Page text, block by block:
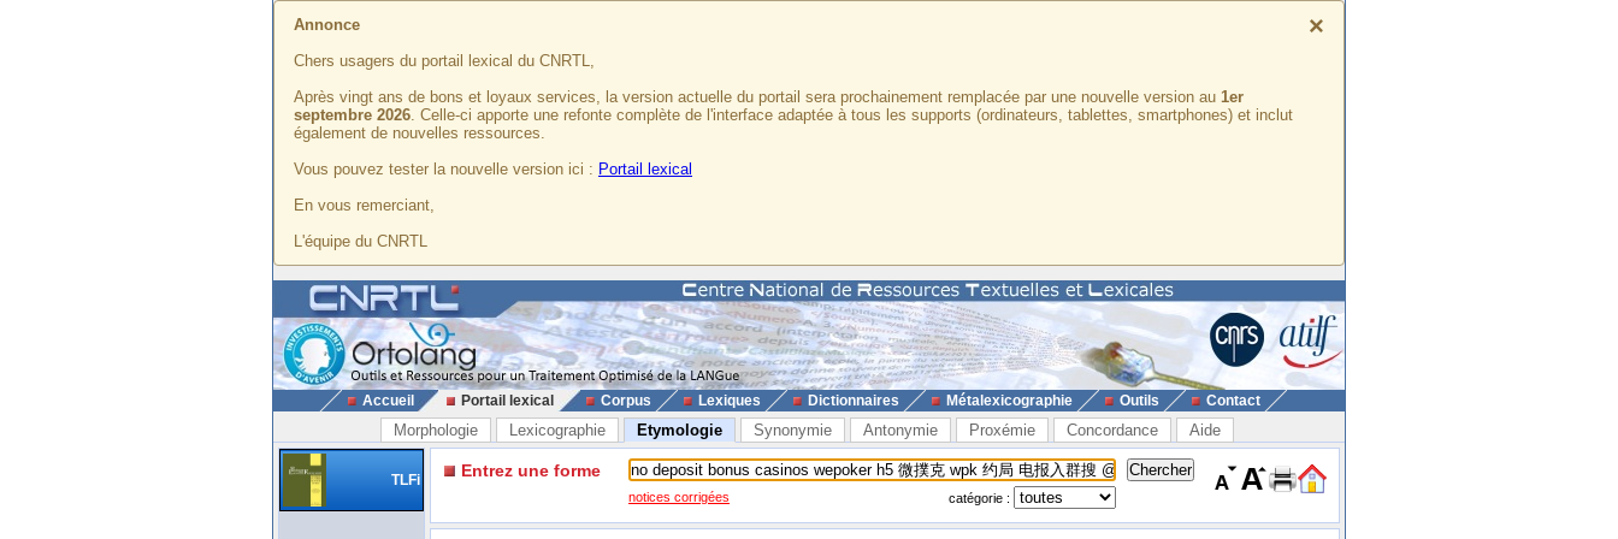
×
Annonce
Chers usagers du portail lexical du CNRTL,
Après vingt ans de bons et loyaux services, la version actuelle du portail sera prochainement remplacée par une nouvelle version au 1er
septembre 2026. Celle-ci apporte une refonte complète de l'interface adaptée à tous les supports (ordinateurs, tablettes, smartphones) et inclut
également de nouvelles ressources.
Vous pouvez tester la nouvelle version ici : Portail lexical
En vous remerciant,
L'équipe du CNRTL
Accueil Portail lexical Corpus Lexiques Dictionnaires Métalexicographie Outils Contact
Morphologie Lexicographie Etymologie Synonymie Antonymie Proxémie Concordance Aide
TLFi Entrez une forme
notices corrigées catégorie :